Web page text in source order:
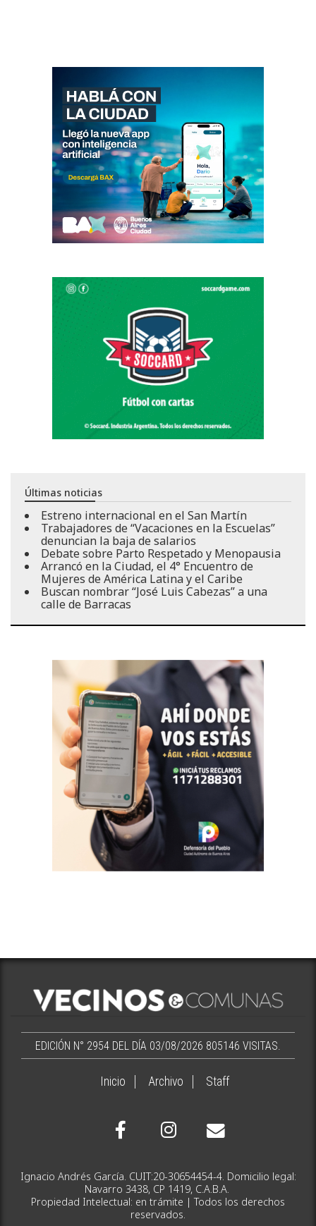
Últimas noticias
Estreno internacional en el San Martín
Trabajadores de “Vacaciones en la Escuelas”
denuncian la baja de salarios
Debate sobre Parto Respetado y Menopausia
Arrancó en la Ciudad, el 4° Encuentro de
Mujeres de América Latina y el Caribe
Buscan nombrar “José Luis Cabezas” a una
calle de Barracas
EDICIÓN N° 2954 DEL DÍA 03/08/2026 805146 VISITAS.
Inicio Archivo Staff
Ignacio Andrés García. CUIT:20-30654454-4. Domicilio legal:
Navarro 3438, CP 1419, C.A.B.A.
Propiedad Intelectual: en trámite | Todos los derechos
reservados.